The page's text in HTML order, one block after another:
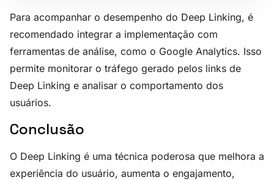
Para acompanhar o desempenho do Deep Linking, é
recomendado integrar a implementação com
ferramentas de análise, como o Google Analytics. Isso
permite monitorar o tráfego gerado pelos links de
Deep Linking e analisar o comportamento dos
usuários.
Conclusão
O Deep Linking é uma técnica poderosa que melhora a
experiência do usuário, aumenta o engajamento,